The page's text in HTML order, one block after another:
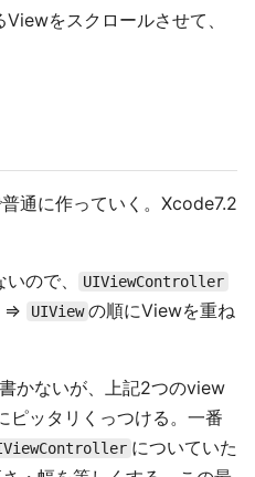
をスクロールさせて、
通に作っていく。Xcode7.2
ので、 UIViewController
=> UIView の順にViewを重ね
かないが、上記2つのview
ピッタリくっつける。一番
についていた